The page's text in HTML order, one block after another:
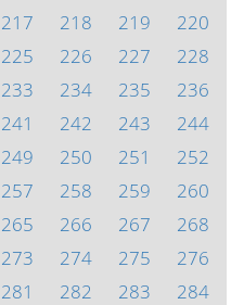
217 218 219
220
225 226 227
228
233 234 235
236
241 242 243
244
249 250 251
252
257 258 259
260
265 266 267
268
273 274 275
276
281 282 283
284